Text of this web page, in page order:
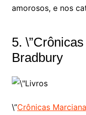
amorosos, e nos
5.
Bradbury
\”Crônicas